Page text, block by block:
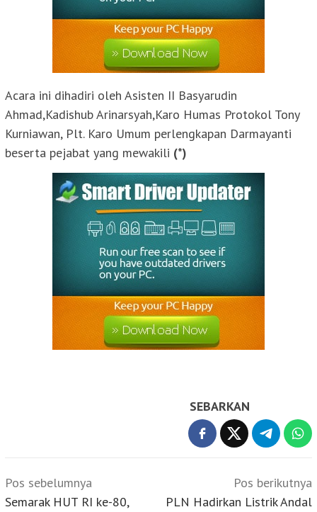
Acara ini dihadiri oleh Asisten II Basyarudin
Ahmad,Kadishub Arinarsyah,Karo Humas Protokol Tony
Kurniawan, Plt. Karo Umum perlengkapan Darmayanti
beserta pejabat yang mewakili (*)
SEBARKAN
Navigasi
pos
Pos sebelumnya
Semarak HUT RI ke-80,
Pos berikutnya
PLN Hadirkan Listrik Andal